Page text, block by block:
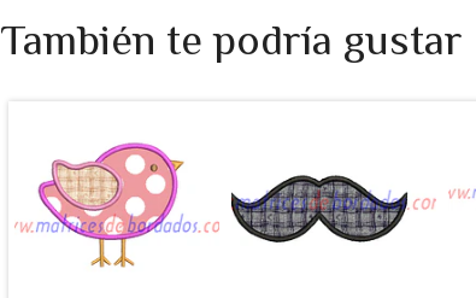
También te podría gustar
LB25EF - Ave
apli...
$990
bigote a...